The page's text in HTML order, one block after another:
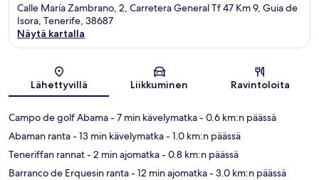
Calle María Zambrano, 2, Carretera General Tf 47 Km 9, Guia de
Isora, Tenerife, 38687
Näytä kartalla
Lähettyvillä Liikkuminen Ravintoloita
Campo de golf Abama- 7 min kävelymatka- 0.6 km:n päässä
Abaman ranta- 13 min kävelymatka- 1.0 km:n päässä
Teneriffan rannat- 2 min ajomatka- 0.8 km:n päässä
Barranco de Erquesin ranta- 12 min ajomatka- 3.0 km:n päässä